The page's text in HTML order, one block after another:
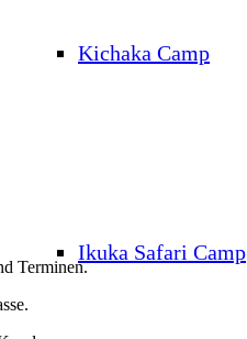
Kichaka Camp
Ikuka Safari Camp
Terminen.